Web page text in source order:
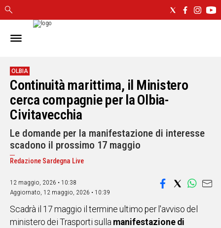
IN
CAGLIARI
SASSARI
NUORO
ORISTANO
SULCIS
GALLURA
OGLIASTRA
MEDIO
ALTRE
NOTIZIE
POLITICA
OLBIA
Continuità marittima, il Ministero
cerca compagnie per la Olbia-
Civitavecchia
Le domande per la manifestazione di interesse
scadono il prossimo 17 maggio
Redazione Sardegna Live
12 maggio, 2026 • 10:38
Aggiornato, 12 maggio, 2026 • 10:39
Scadrà il 17 maggio il termine ultimo per l'avviso del
ministero dei Trasporti sull a manifestazione di